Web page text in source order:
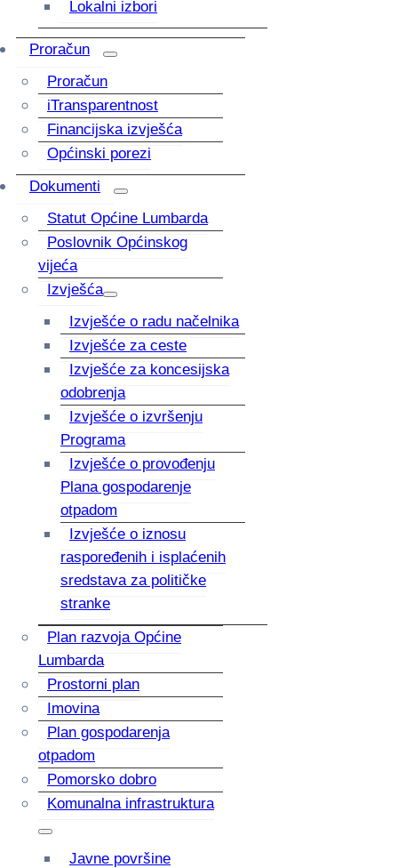
Lokalni izbori
Proračun
Proračun
iTransparentnost
Financijska izvješća
Općinski porezi
Dokumenti
Statut Općine Lumbarda
Poslovnik Općinskog
vijeća
Izvješća
Izvješće o radu načelnika
Izvješće za ceste
Izvješće za koncesijska
odobrenja
Izvješće o izvršenju
Programa
Izvješće o provođenju
Plana gospodarenje
otpadom
Izvješće o iznosu
raspoređenih i isplaćenih
sredstava za političke
stranke
Plan razvoja Općine
Lumbarda
Prostorni plan
Imovina
Plan gospodarenja
otpadom
Pomorsko dobro
Komunalna infrastruktura
Javne površine